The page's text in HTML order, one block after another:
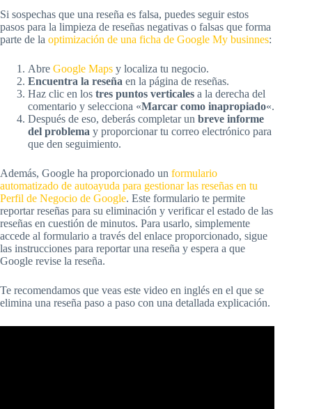
Si sospechas que una reseña es falsa, puedes seguir estos
pasos para la limpieza de reseñas negativas o falsas que forma
parte de la optimización de una ficha de Google My businnes:
Abre Google Maps y localiza tu negocio.
Encuentra la reseña en la página de reseñas.
Haz clic en los tres puntos verticales a la derecha del
comentario y selecciona «Marcar como inapropiado«.
Después de eso, deberás completar un breve informe
del problema y proporcionar tu correo electrónico para
que den seguimiento.
Además, Google ha proporcionado un formulario
automatizado de autoayuda para gestionar las reseñas en tu
Perfil de Negocio de Google. Este formulario te permite
reportar reseñas para su eliminación y verificar el estado de las
reseñas en cuestión de minutos. Para usarlo, simplemente
accede al formulario a través del enlace proporcionado, sigue
las instrucciones para reportar una reseña y espera a que
Google revise la reseña.
Te recomendamos que veas este video en inglés en el que se
elimina una reseña paso a paso con una detallada explicación.